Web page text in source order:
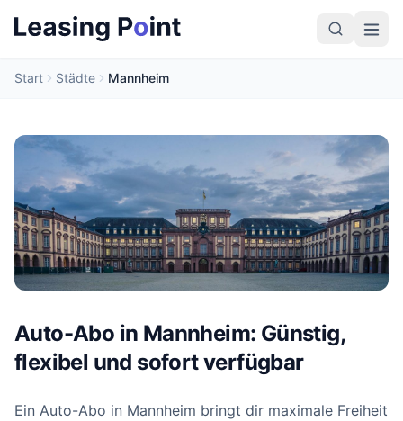
Start Städte Mannheim
Auto-Abo in Mannheim: Günstig,
flexibel und sofort verfügbar
Ein Auto-Abo in Mannheim bringt dir maximale Freiheit